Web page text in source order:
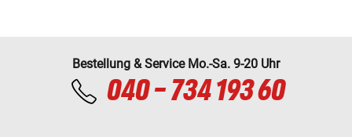
Bestellung & Service Mo.-Sa. 9-20 Uhr
040 - 734 193 60